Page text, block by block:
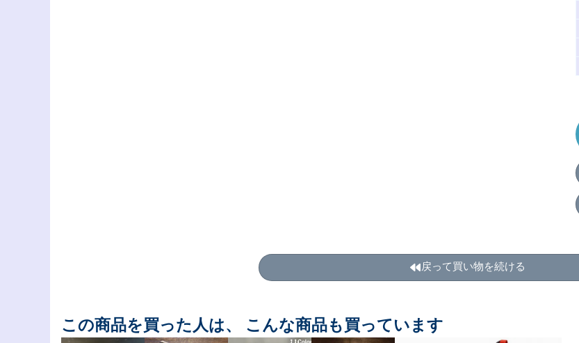
戻って買い物を続ける
この商品を買った人は、 こんな商品も買っています